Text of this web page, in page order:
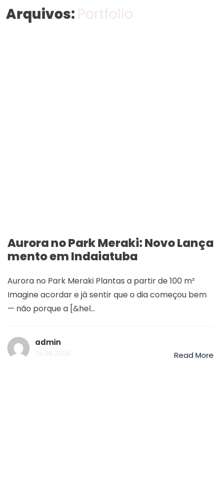
Arquivos: Portfolio
Aurora no Park Meraki: Novo Lança
mento em Indaiatuba
Aurora no Park Meraki Plantas a partir de 100 m²
Imagine acordar e já sentir que o dia começou bem
— não porque a [&hel...
admin
15.06.2026
Read More